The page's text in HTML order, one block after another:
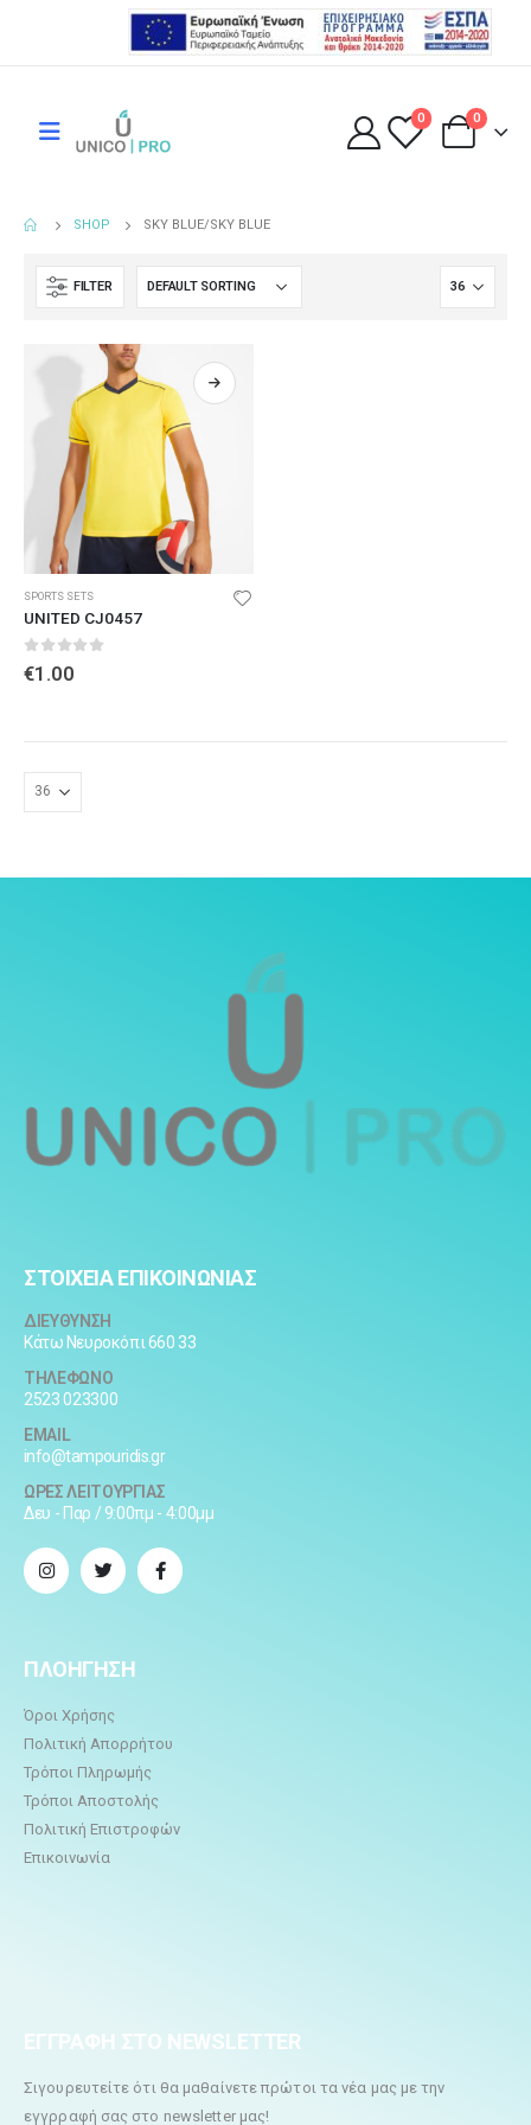
0 0
SHOP SKY BLUE/SKY BLUE
FILTER
SPORTS SETS
UNITED CJ0457
0 out of 5
€1.00
ΣΤΟΙΧΕΙΑ ΕΠΙΚΟΙΝΩΝΙΑΣ
ΔΙΕΥΘΥΝΣΗ
Κάτω Νευροκόπι 660 33
ΤΗΛΕΦΩΝΟ
2523 023300
EMAIL
info@tampouridis.gr
ΩΡΕΣ ΛΕΙΤΟΥΡΓΙΑΣ
Δευ - Παρ / 9:00πμ - 4:00μμ
ΠΛΟΗΓΗΣΗ
Όροι Χρήσης
Πολιτική Απορρήτου
Τρόποι Πληρωμής
Τρόποι Αποστολής
Πολιτική Επιστροφών
Επικοινωνία
ΕΓΓΡΑΦΗ ΣΤΟ NEWSLETTER
Σιγουρευτείτε ότι θα μαθαίνετε πρώτοι τα νέα μας με την
εγγρραφή σας στο newsletter μας!